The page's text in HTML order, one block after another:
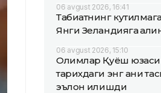
06 avgust 2026, 16:41
Табиатнинг
Янги Зеландияга
06 avgust 2026, 15:10
Олимлар Қуёш
тарихдаги энг аниқ
эълон қилишди